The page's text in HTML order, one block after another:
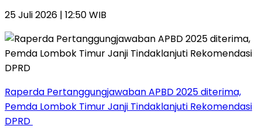
25 Juli 2026 | 12:50 WIB
Raperda Pertanggungjawaban APBD 2025 diterima,
Pemda Lombok Timur Janji Tindaklanjuti Rekomendasi
DPRD